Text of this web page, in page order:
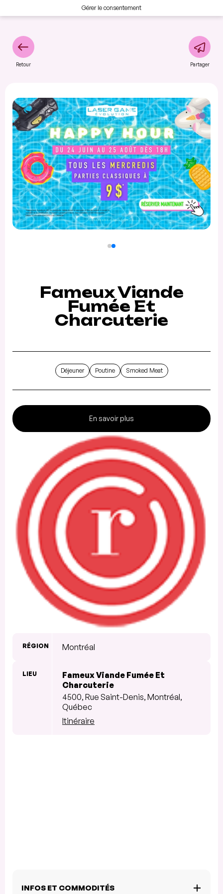
Gérer le consentement
Retour Partager
Fameux Viande
Fumée Et
Charcuterie
Déjeuner Poutine Smoked Meat
En savoir plus
RÉGION Montréal
LIEU
Fameux Viande Fumée Et
Charcuterie
4500, Rue Saint-Denis, Montréal,
Québec
Itinéraire
INFOS ET COMMODITÉS